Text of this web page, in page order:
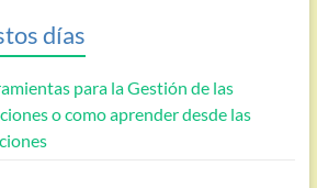
días
para la Gestión de las
o como aprender desde las